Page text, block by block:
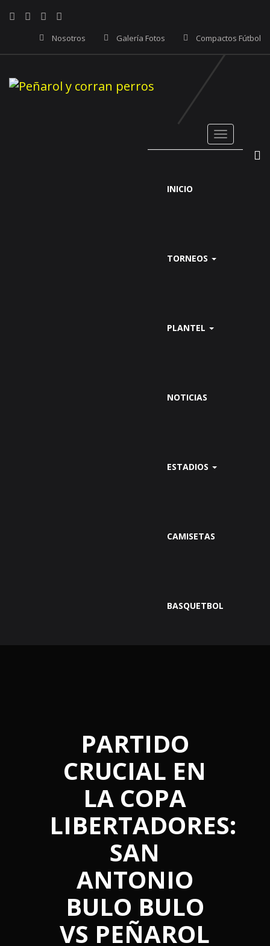
Nosotros Galería Fotos Compactos Fútbol
Toggle
INICIO
TORNEOS
PLANTEL
NOTICIAS
ESTADIOS
CAMISETAS
BASQUETBOL
PARTIDO
CRUCIAL EN
LA COPA
LIBERTADORES:
SAN
ANTONIO
BULO BULO
VS PEÑAROL